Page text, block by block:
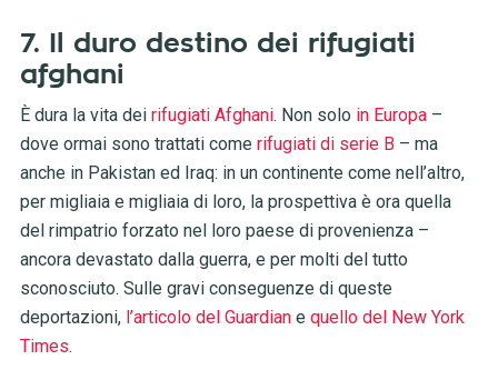
7. Il duro destino dei rifugiati
afghani
È dura la vita dei rifugiati Afghani. Non solo in Europa–
dove ormai sono trattati come rifugiati di serie B – ma
anche in Pakistan ed Iraq: in un continente come nell’altro,
per migliaia e migliaia di loro, la prospettiva è ora quella
del rimpatrio forzato nel loro paese di provenienza –
ancora devastato dalla guerra, e per molti del tutto
sconosciuto. Sulle gravi conseguenze di queste
deportazioni, l’articolo del Guardiane quello del New York
Times.